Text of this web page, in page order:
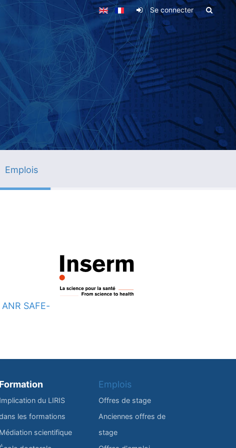
Se connecter
Emplois
ANR SAFE-
Formation
Implication du LIRIS
les formations
Médiation scientifique
Emplois
Offres de stage
Anciennes offres de
stage